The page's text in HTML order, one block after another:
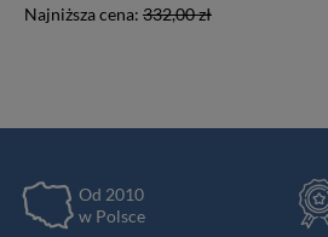
Najniższa cena: 332,00 zł
Od 2010
w Polsce